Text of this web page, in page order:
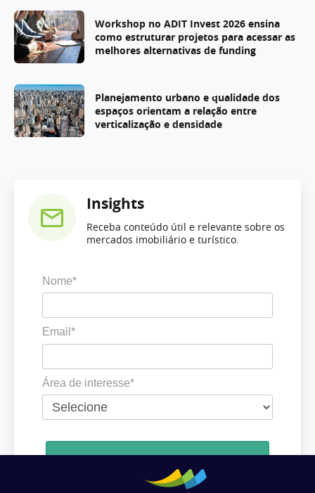
Workshop no ADIT Invest 2026 ensina
como estruturar projetos para acessar as
melhores alternativas de funding
Planejamento urbano e qualidade dos
espaços orientam a relação entre
verticalização e densidade
Insights
Receba conteúdo útil e relevante sobre os
mercados imobiliário e turístico.
Nome*
Email*
Área de interesse*